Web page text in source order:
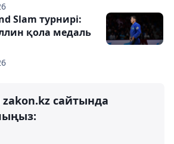
Slam турнирі:
қола медаль
сайтында